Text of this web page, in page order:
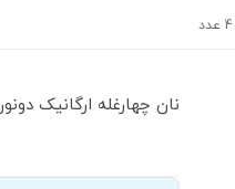
نان چهارغله ارگانیک دونون 4